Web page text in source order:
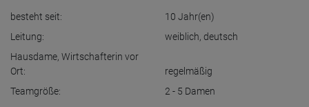
besteht seit: 10 Jahr(en)
Leitung:
weiblich, deutsch
Hausdame, Wirtschafterin vor
Ort:
regelmäßig
Teamgröße:
2 - 5 Damen